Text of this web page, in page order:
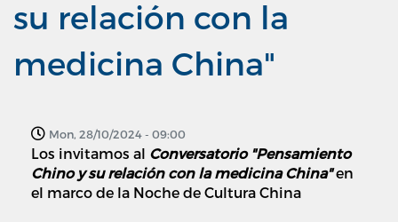
su relación con la
medicina China"
Mon, 28/10/2024 - 09:00
Los invitamos al Conversatorio "Pensamiento
Chino y su relación con la medicina China" en
el marco de la Noche de Cultura China